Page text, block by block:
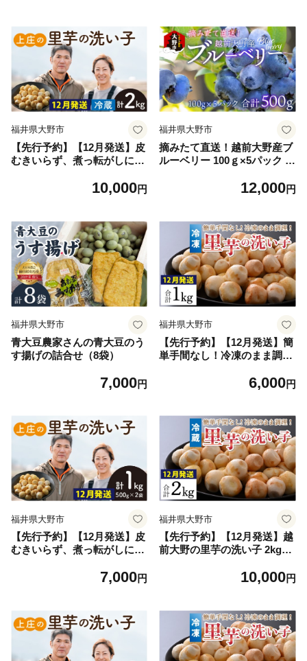
福井県大野市
【先行予約】【12月発送】皮
むきいらず、煮っ転がしに最
10,000円
福井県大野市
摘みたて直送！越前大野産ブ
ルーベリー 100ｇ×5パック 合
12,000円
福井県大野市
青大豆農家さんの青大豆のう
す揚げの詰合せ（8袋）
7,000円
福井県大野市
【先行予約】【12月発送】簡
単手間なし！冷凍のまま調
1袋 【冷凍】｜ さといも 里
6,000円
福井県大野市
【先行予約】【12月発送】皮
むきいらず、煮っ転がしに最
7,000円
福井県大野市
【先行予約】【12月発送】越
前大野の里芋の洗い子 2kg
10,000円